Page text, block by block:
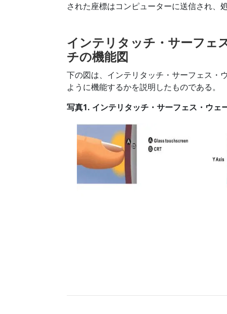
された座標はコンピューターに送信され、処
インテリタッチ・サーフェ
チの機能図
下の図は、インテリタッチ・サーフェス・
ように機能するかを説明したものである。
写真1. インテリタッチ・サーフェス・ウェ